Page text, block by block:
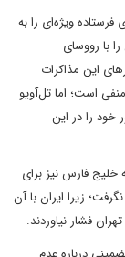
ماه جاری فرستاده‌ ویژه‌ای را به
با رووسای
این مذاکرات
است؛ اما تل‌آویو
خود را در این
خلیج فارس نیز برای
زیرا ایران با آن
فشار نیاوردند.